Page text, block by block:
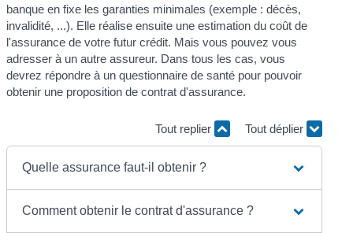
banque en fixe les garanties minimales (exemple : décès,
invalidité, ...). Elle réalise ensuite une estimation du coût de
l'assurance de votre futur crédit. Mais vous pouvez vous
adresser à un autre assureur. Dans tous les cas, vous
devrez répondre à un questionnaire de santé pour pouvoir
obtenir une proposition de contrat d'assurance.
Tout replier Tout déplier
Quelle assurance faut-il obtenir ?
Comment obtenir le contrat d'assurance ?